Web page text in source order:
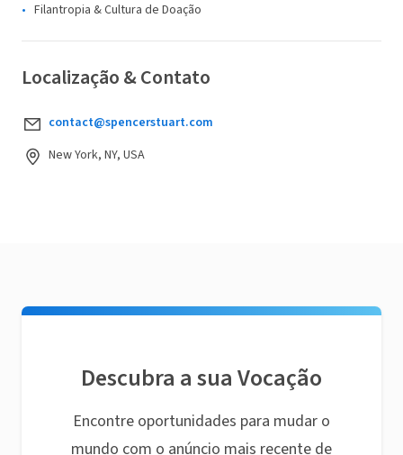
Filantropia & Cultura de Doação
Localização & Contato
contact@spencerstuart.com
New York, NY, USA
Descubra a sua Vocação
Encontre oportunidades para mudar o
mundo com o anúncio mais recente de